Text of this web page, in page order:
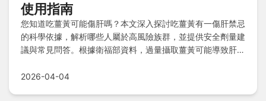
使用指南
您知道吃薑黃可能傷肝嗎？本文深入探討吃薑黃有一傷肝禁忌
的科學依據，解析哪些人屬於高風險族群，並提供安全劑量建
議與常見問答。根據衛福部資料，過量攝取薑黃可能導致肝指
2026-04-04